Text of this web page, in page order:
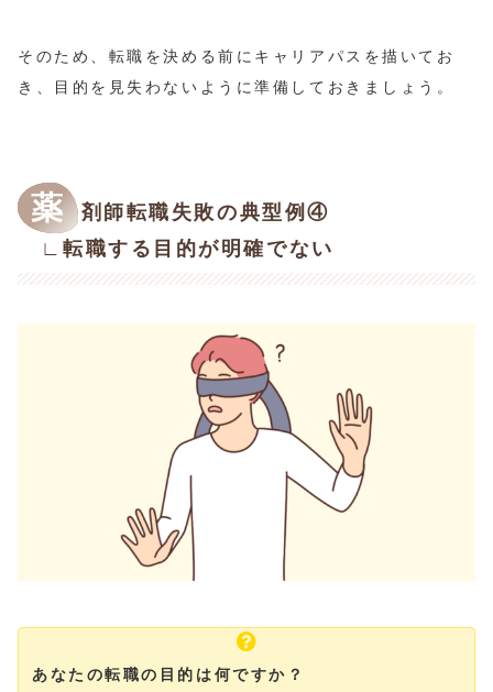
そのため、転職を決める前にキャリアパスを描いてお
き、目的を見失わないように準備しておきましょう。
薬
剤師転職失敗の典型例④
∟転職する目的が明確でない
あなたの転職の目的は何ですか？